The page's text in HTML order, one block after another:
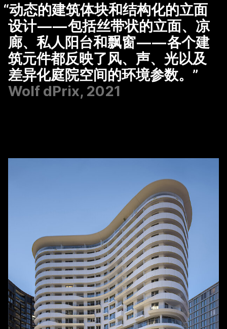
“动态的建筑体块和结构化的立面
设计 — — 包括丝带状的立面、凉
廊、私人阳台和飘窗 — — 各个建
筑元件都反映了风、声、光以及
差异化庭院空间的环境参数。”
Wolf dPrix, 2021